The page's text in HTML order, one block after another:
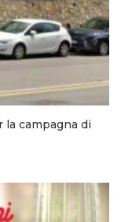
la campagna di